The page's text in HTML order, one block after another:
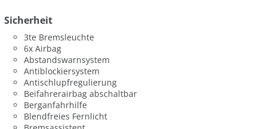
Sicherheit
3te Bremsleuchte
6x Airbag
Abstandswarnsystem
Antiblockiersystem
Antischlupfregulierung
Beifahrerairbag abschaltbar
Berganfahrhilfe
Blendfreies Fernlicht